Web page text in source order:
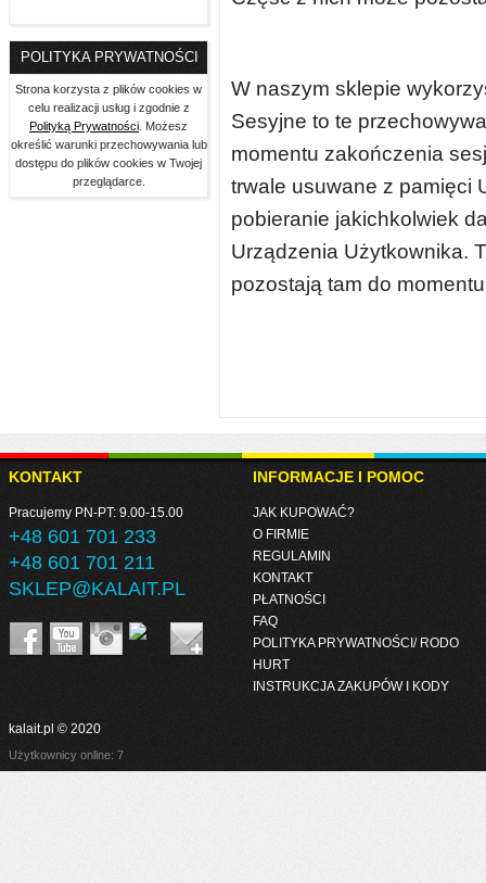
POLITYKA PRYWATNOŚCI
Strona korzysta z plików cookies w
celu realizacji usług i zgodnie z
Polityką Prywatności . Możesz
określić warunki przechowywania lub
dostępu do plików cookies w Twojej
przeglądarce.
W naszym sklepie
Sesyjne to te
momentu zakończenia
trwale usuwane z pamięci
pobieranie jakichkolwiek
Urządzenia Użytkownika.
pozostają tam do
KONTAKT
Pracujemy PN-PT: 9.00-15.00
+48 601 701 233
+48 601 701 211
SKLEP@KALAIT.PL
INFORMACJE I POMOC
JAK KUPOWAĆ?
O FIRMIE
REGULAMIN
KONTAKT
PŁATNOŚCI
FAQ
POLITYKA PRYWATNOŚCI/ RODO
HURT
INSTRUKCJA ZAKUPÓW I KODY
kalait.pl © 2020
Użytkownicy online: 7